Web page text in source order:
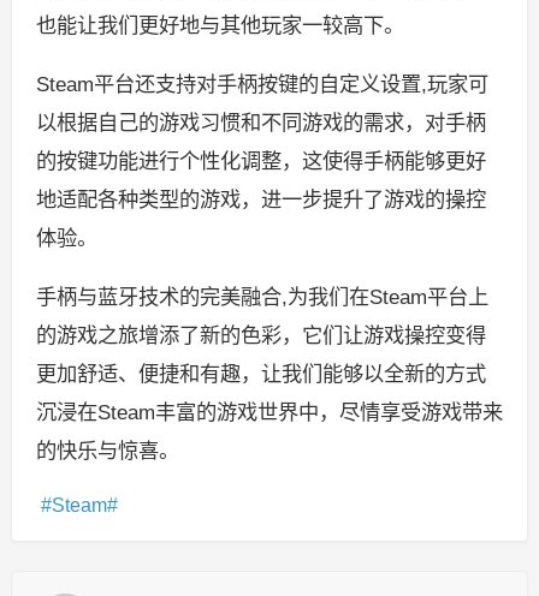
也能让我们更好地与其他玩家一较高下。
Steam平台还支持对手柄按键的自定义设置,玩家可
以根据自己的游戏习惯和不同游戏的需求，对手柄
的按键功能进行个性化调整，这使得手柄能够更好
地适配各种类型的游戏，进一步提升了游戏的操控
体验。
手柄与蓝牙技术的完美融合,为我们在Steam平台上
的游戏之旅增添了新的色彩，它们让游戏操控变得
更加舒适、便捷和有趣，让我们能够以全新的方式
沉浸在Steam丰富的游戏世界中，尽情享受游戏带来
的快乐与惊喜。
Steam